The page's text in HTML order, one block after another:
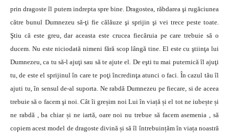
prin dragoste îl putem indrepta spre bine. Dragostea, răbdarea şi rugăciunea
către bunul Dumnezeu să-ţi fie călăuze şi sprijin şi vei trece peste toate.
Ştiu că este greu, dar aceasta este crucea fiecăruia pe care trebuie să o
ducem. Nu este niciodată nimeni fără scop lângă tine. El este cu ştiinţa lui
Dumnezeu, ca tu să-l ajuţi sau să te ajute el. De eşti tu mai puternică îl ajuţi
tu, de este el sprijinul în care te poţi încredinţa atunci o faci. În cazul tău îl
ajuti tu, în sensul de-al suporta. Ne rabdă Dumnezeu pe fiecare, si de aceea
trebuie să o facem şi noi. Cât îi greșim noi Lui în viață și el tot ne iubește și
ne rabdă , ba chiar și ne iartă, oare noi nu trebue să facem asemenia , să
copiem acest model de dragoste divină și să îl întrebuințăm în viața noastră